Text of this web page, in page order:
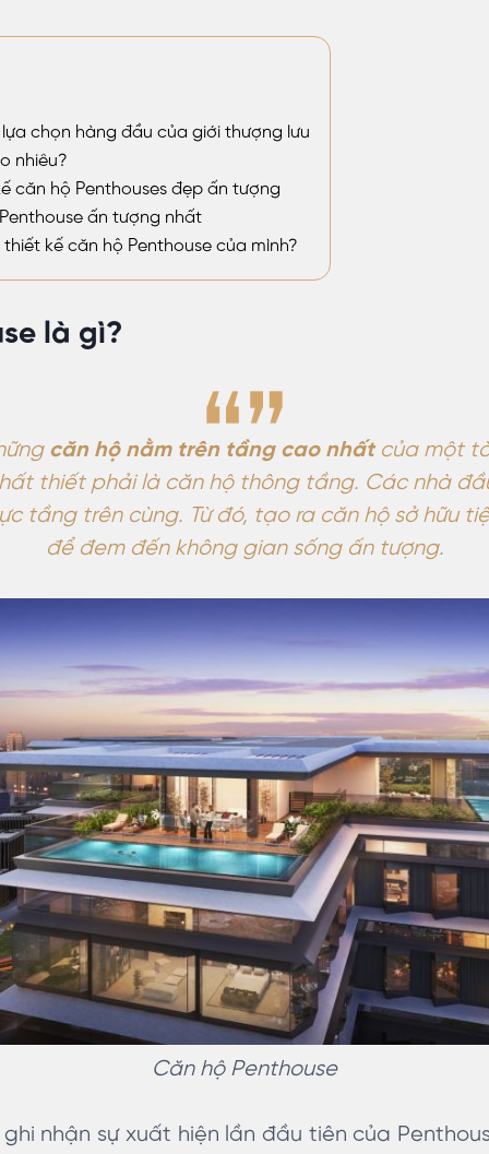
chọn hàng đầu của giới thượng lưu
nhiêu?
căn hộ Penthouses đẹp ấn tượng
ấn tượng nhất
kế căn hộ Penthouse của mình?
là gì?
căn hộ nằm trên tầng cao nhấtcủa một
thiết phải là căn hộ thông tầng. Các nhà
tầng trên cùng. Từ đó, tạo ra căn hộ sở hữu
để đem đến không gian sống ấn tượng.
Căn hộ Penthouse
nhận sự xuất hiện lần đầu tiên của